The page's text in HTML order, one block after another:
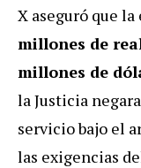
X aseguró que la
millones de
millones de
la Justicia
servicio bajo el
las exigencias